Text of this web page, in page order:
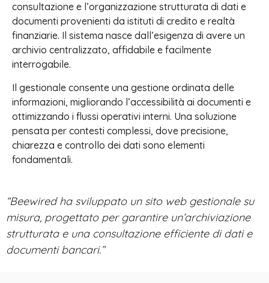
consultazione e l’organizzazione strutturata di dati e
documenti provenienti da istituti di credito e realtà
finanziarie. Il sistema nasce dall’esigenza di avere un
archivio centralizzato, affidabile e facilmente
interrogabile.
Il gestionale consente una gestione ordinata delle
informazioni, migliorando l’accessibilità ai documenti e
ottimizzando i flussi operativi interni. Una soluzione
pensata per contesti complessi, dove precisione,
chiarezza e controllo dei dati sono elementi
fondamentali.
“Beewired ha sviluppato un sito web gestionale su
misura, progettato per garantire un’archiviazione
strutturata e una consultazione efficiente di dati e
documenti bancari.”